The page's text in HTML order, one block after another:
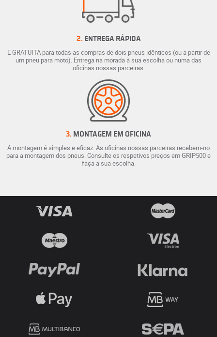
2. ENTREGA RÁPIDA
E GRATUITA para todas as compras de dois pneus idênticos (ou a partir de
um pneu para moto). Entrega na morada à sua escolha ou numa das
oficinas nossas parceiras.
3. MONTAGEM EM OFICINA
A montagem é simples e eficaz. As oficinas nossas parceiras recebem-no
para a montagem dos pneus. Consulte os respetivos preços em GRIP500 e
faça a sua escolha.